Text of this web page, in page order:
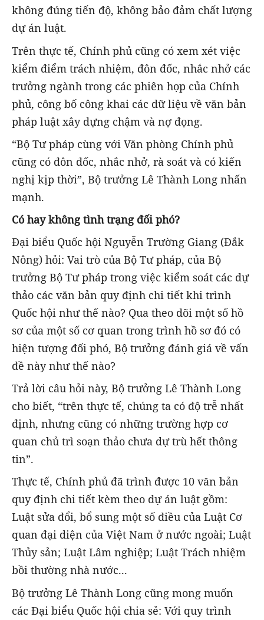
không đúng tiến độ, không bảo đảm chất lượng
dự án luật.
Trên thực tế, Chính phủ cũng có xem xét việc
kiểm điểm trách nhiệm, đôn đốc, nhắc nhở các
trưởng ngành trong các phiên họp của Chính
phủ, công bố công khai các dữ liệu về văn bản
pháp luật xây dựng chậm và nợ đọng.
“Bộ Tư pháp cùng với Văn phòng Chính phủ
cũng có đôn đốc, nhắc nhở, rà soát và có kiến
nghị kịp thời”, Bộ trưởng Lê Thành Long nhấn
mạnh.
Có hay không tình trạng đối phó?
Đại biểu Quốc hội Nguyễn Trường Giang (Đắk
Nông) hỏi: Vai trò của Bộ Tư pháp, của Bộ
trưởng Bộ Tư pháp trong việc kiểm soát các dự
thảo các văn bản quy định chi tiết khi trình
Quốc hội như thế nào? Qua theo dõi một số hồ
sơ của một số cơ quan trong trình hồ sơ đó có
hiện tượng đối phó, Bộ trưởng đánh giá về vấn
đề này như thế nào?
Trả lời câu hỏi này, Bộ trưởng Lê Thành Long
cho biết, “trên thực tế, chúng ta có độ trễ nhất
định, nhưng cũng có những trường hợp cơ
quan chủ trì soạn thảo chưa dự trù hết thông
tin”.
Thực tế, Chính phủ đã trình được 10 văn bản
quy định chi tiết kèm theo dự án luật gồm:
Luật sửa đổi, bổ sung một số điều của Luật Cơ
quan đại diện của Việt Nam ở nước ngoài; Luật
Thủy sản; Luật Lâm nghiệp; Luật Trách nhiệm
bồi thường nhà nước...
Bộ trưởng Lê Thành Long cũng mong muốn
các Đại biểu Quốc hội chia sẻ: Với quy trình